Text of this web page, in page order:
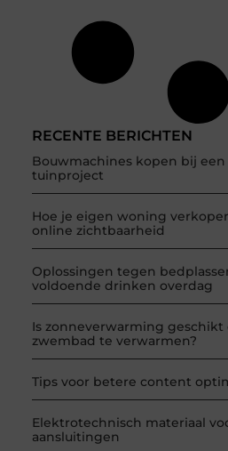
RECENTE BERICHTEN
Bouwmachines kopen bij
tuinproject
Hoe je eigen woning
online zichtbaarheid
Oplossingen tegen
voldoende drinken overdag
Is zonneverwarming geschikt
zwembad te verwarmen?
Tips voor betere content
Elektrotechnisch materiaal
aansluitingen